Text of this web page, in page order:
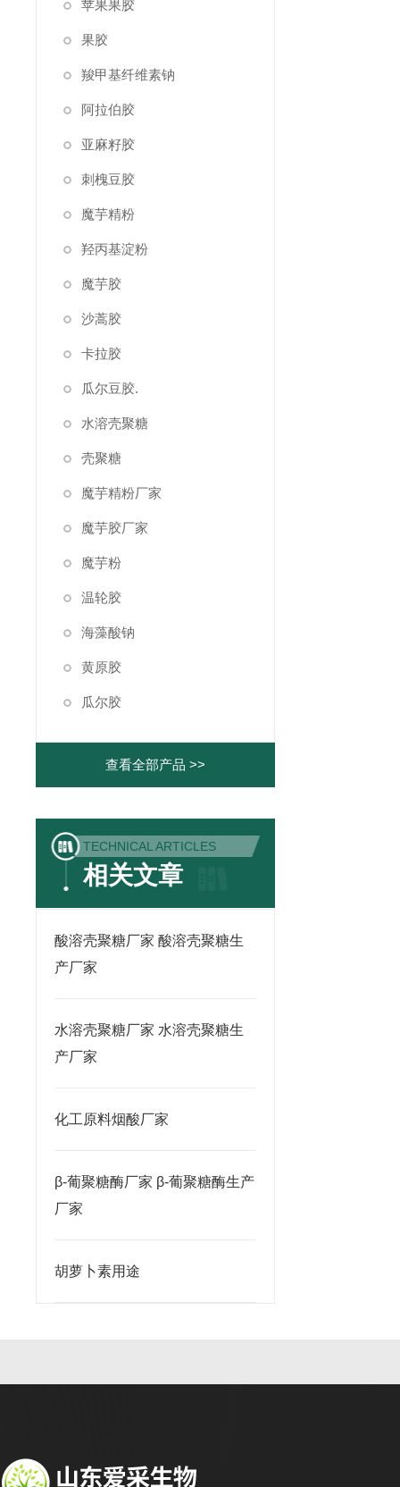
苹果果胶
果胶
羧甲基纤维素钠
阿拉伯胶
亚麻籽胶
刺槐豆胶
魔芋精粉
羟丙基淀粉
魔芋胶
沙蒿胶
卡拉胶
瓜尔豆胶.
水溶壳聚糖
壳聚糖
魔芋精粉厂家
魔芋胶厂家
魔芋粉
温轮胶
海藻酸钠
黄原胶
瓜尔胶
查看全部产品 >>
TECHNICAL ARTICLES
相关文章
酸溶壳聚糖厂家 酸溶壳聚糖生
产厂家
水溶壳聚糖厂家 水溶壳聚糖生
产厂家
化工原料烟酸厂家
β-葡聚糖酶厂家 β-葡聚糖酶生产
厂家
胡萝卜素用途